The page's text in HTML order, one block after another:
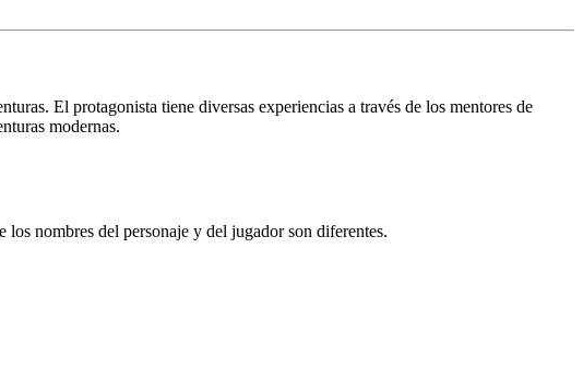
El protagonista tiene diversas experiencias a través de los mentores de
modernas.
nombres del personaje y del jugador son diferentes.